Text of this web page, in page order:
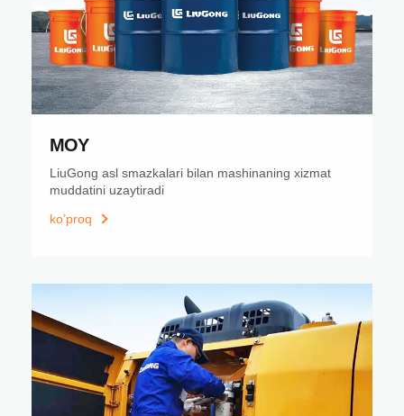
MOY
LiuGong asl smazkalari bilan mashinaning xizmat
muddatini uzaytiradi
ko’proq